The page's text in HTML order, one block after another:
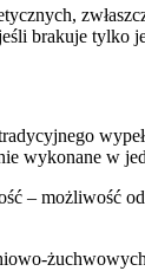
brakuje tylko
wykonane w
– możliwość